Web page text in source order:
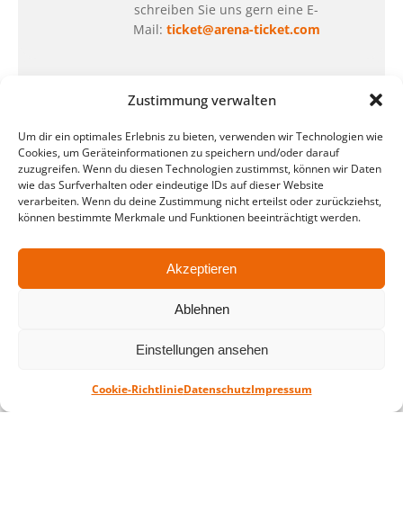
Zustimmung verwalten
Um dir ein optimales Erlebnis zu bieten, verwenden wir Technologien wie
Cookies, um Geräteinformationen zu speichern und/oder darauf
zuzugreifen. Wenn du diesen Technologien zustimmst, können wir Daten
wie das Surfverhalten oder eindeutige IDs auf dieser Website
verarbeiten. Wenn du deine Zustimmung nicht erteilst oder zurückziehst,
können bestimmte Merkmale und Funktionen beeinträchtigt werden.
Akzeptieren
Ablehnen
Einstellungen ansehen
Cookie-RichtlinieDatenschutzImpressum
schreiben Sie uns gern eine E-
Mail: ticket@arena-ticket.com
unsere Sonderöffnungszeiten im Sommer:
in der Zeit vom 06.07. – 07.08.2026
Montag – Freitag: 10-18 Uhr Samstag:
geschlossen
QUARTERBACK Immobilien ARENA
Am Sportforum 2, 04105 Leipzig
Nahverkehr: Straßenbahn Linien 3, 4, 7, 8, 15
Parken ist während des Ticketkaufs möglich.